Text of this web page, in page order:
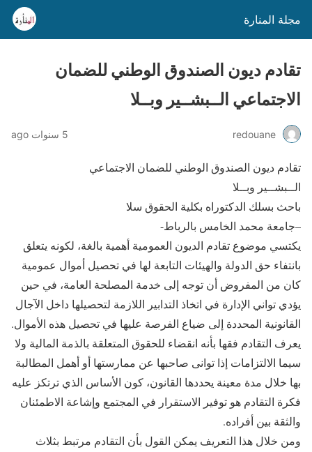
مجلة المنارة
تقادم ديون الصندوق الوطني للضمان
الاجتماعي الــبشــير وبــلا
redouane 5 سنوات ago
تقادم ديون الصندوق الوطني للضمان الاجتماعي
الــبشــير وبــلا
باحث بسلك الدكتوراه بكلية الحقوق سلا
–جامعة محمد الخامس بالرباط-
يكتسي موضوع تقادم الديون العمومية أهمية بالغة، لكونه يتعلق
بانتفاء حق الدولة والهيئات التابعة لها في تحصيل أموال عمومية
كان من المفروض أن توجه إلى خدمة المصلحة العامة، في حين
يؤدي تواني الإدارة في اتخاذ التدابير اللازمة لتحصيلها داخل الآجال
القانونية المحددة إلى ضياع الفرصة عليها في تحصيل هذه الأموال.
يعرف التقادم فقها بأنه انقضاء للحقوق المتعلقة بالذمة المالية ولا
سيما الالتزامات إذا توانى صاحبها عن ممارستها أو أهمل المطالبة
بها خلال مدة معينة يحددها القانون، كون الأساس الذي ترتكز عليه
فكرة التقادم هو توفير الاستقرار في المجتمع وإشاعة الاطمئنان
والثقة بين أفراده.
ومن خلال هذا التعريف يمكن القول بأن التقادم مرتبط بثلاث